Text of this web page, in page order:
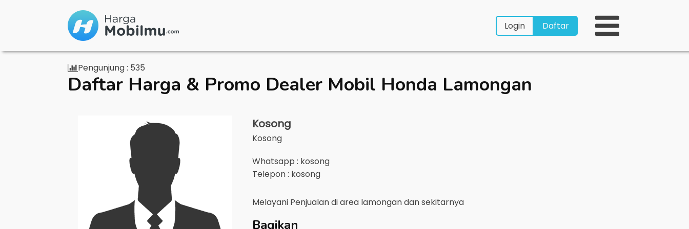
Login Daftar
Pengunjung : 535
Daftar Harga & Promo Dealer Mobil Honda Lamongan
Kosong
Kosong
Whatsapp : kosong
Telepon : kosong
Melayani Penjualan di area lamongandan sekitarnya
Bagikan